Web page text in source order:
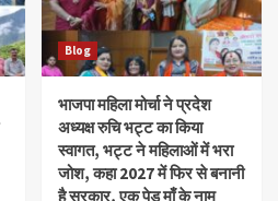
Blog
भाजपा महिला मोर्चा ने प्रदेश
अध्यक्ष रुचि भट्ट का किया
स्वागत, भट्ट ने महिलाओं में भरा
जोश, कहा 2027 में फिर से बनानी
है सरकार, एक पेड़ माँ के नाम